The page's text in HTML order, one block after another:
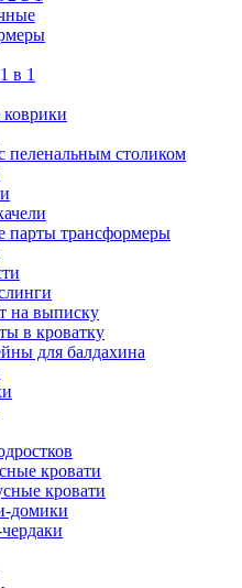
в 1
пеленальным столиком
парты трансформеры
на выписку
в кроватку
для балдахина
кровати
кровати
домики